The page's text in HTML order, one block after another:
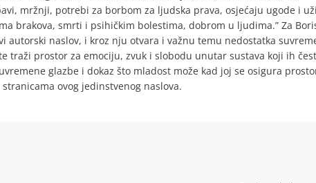
mržnji, potrebi za borbom za ljudska prava, osjećaju ugode i
brakova, smrti i psihičkim bolestima, dobrom u ljudima.” Za
autorski naslov, i kroz nju otvara i važnu temu nedostatka
traži prostor za emociju, zvuk i slobodu unutar sustava koji ih
glazbe i dokaz što mladost može kad joj se osigura
ovog jedinstvenog naslova.